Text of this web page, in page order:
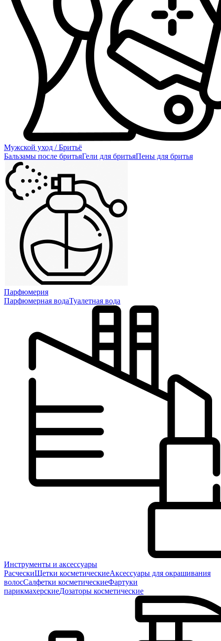
Мужской уход / Бритьё
Бальзамы после бритьяГели для бритьяПены для бритья
Парфюмерия
Парфюмерная водаТуалетная вода
Инструменты и аксессуары
РасческиЩетки косметическиеАксессуары для окрашивания
волосСалфетки косметическиеФартуки
парикмахерскиеДозаторы косметические